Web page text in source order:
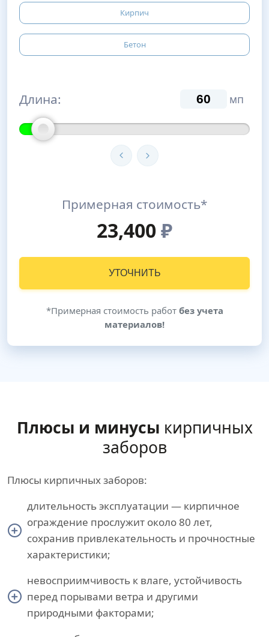
Кирпич
Бетон
Длина: мп
Примерная стоимость*
23,400₽
УТОЧНИТЬ
*Примерная стоимость работ без учета
материалов!
Плюсы и минусы кирпичных
заборов
Плюсы кирпичных заборов:
длительность эксплуатации — кирпичное
ограждение прослужит около 80 лет,
сохранив привлекательность и прочностные
характеристики;
невосприимчивость к влаге, устойчивость
перед порывами ветра и другими
природными факторами;